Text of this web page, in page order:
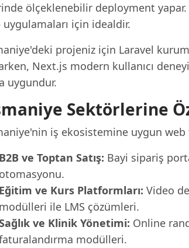
ölçeklenebilir deployment
uygulamaları için idealdir.
projeniz için Laravel
Next.js modern kullanıcı
uygundur.
Sektörlerine
iş ekosistemine uygun
B2B ve Toptan Satış: Bayi sipariş
otomasyonu.
Eğitim ve Kurs Platformları: Video
modülleri ile LMS çözümleri.
ve Klinik Yönetimi: Online
modülleri.